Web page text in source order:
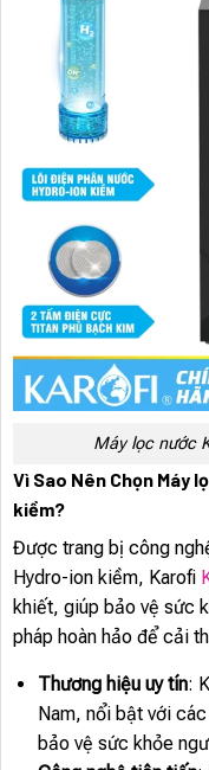
Máy lọc nước
Vì Sao Nên Chọn Máy
kiềm?
Được trang bị công
Hydro-ion kiềm, Karofi
khiết, giúp bảo vệ sức
pháp hoàn hảo để cải
Thương hiệu uy tín:
Nam, nổi bật với
bảo vệ sức khỏe